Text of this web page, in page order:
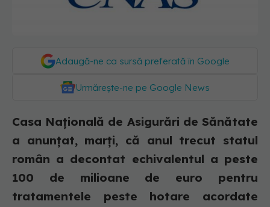
Adaugă-ne ca sursă preferată în Google
Urmărește-ne pe Google News
Casa Națională de Asigurări de Sănătate
a anunțat, marți, că anul trecut statul
român a decontat echivalentul a peste
100 de milioane de euro pentru
tratamentele peste hotare acordate